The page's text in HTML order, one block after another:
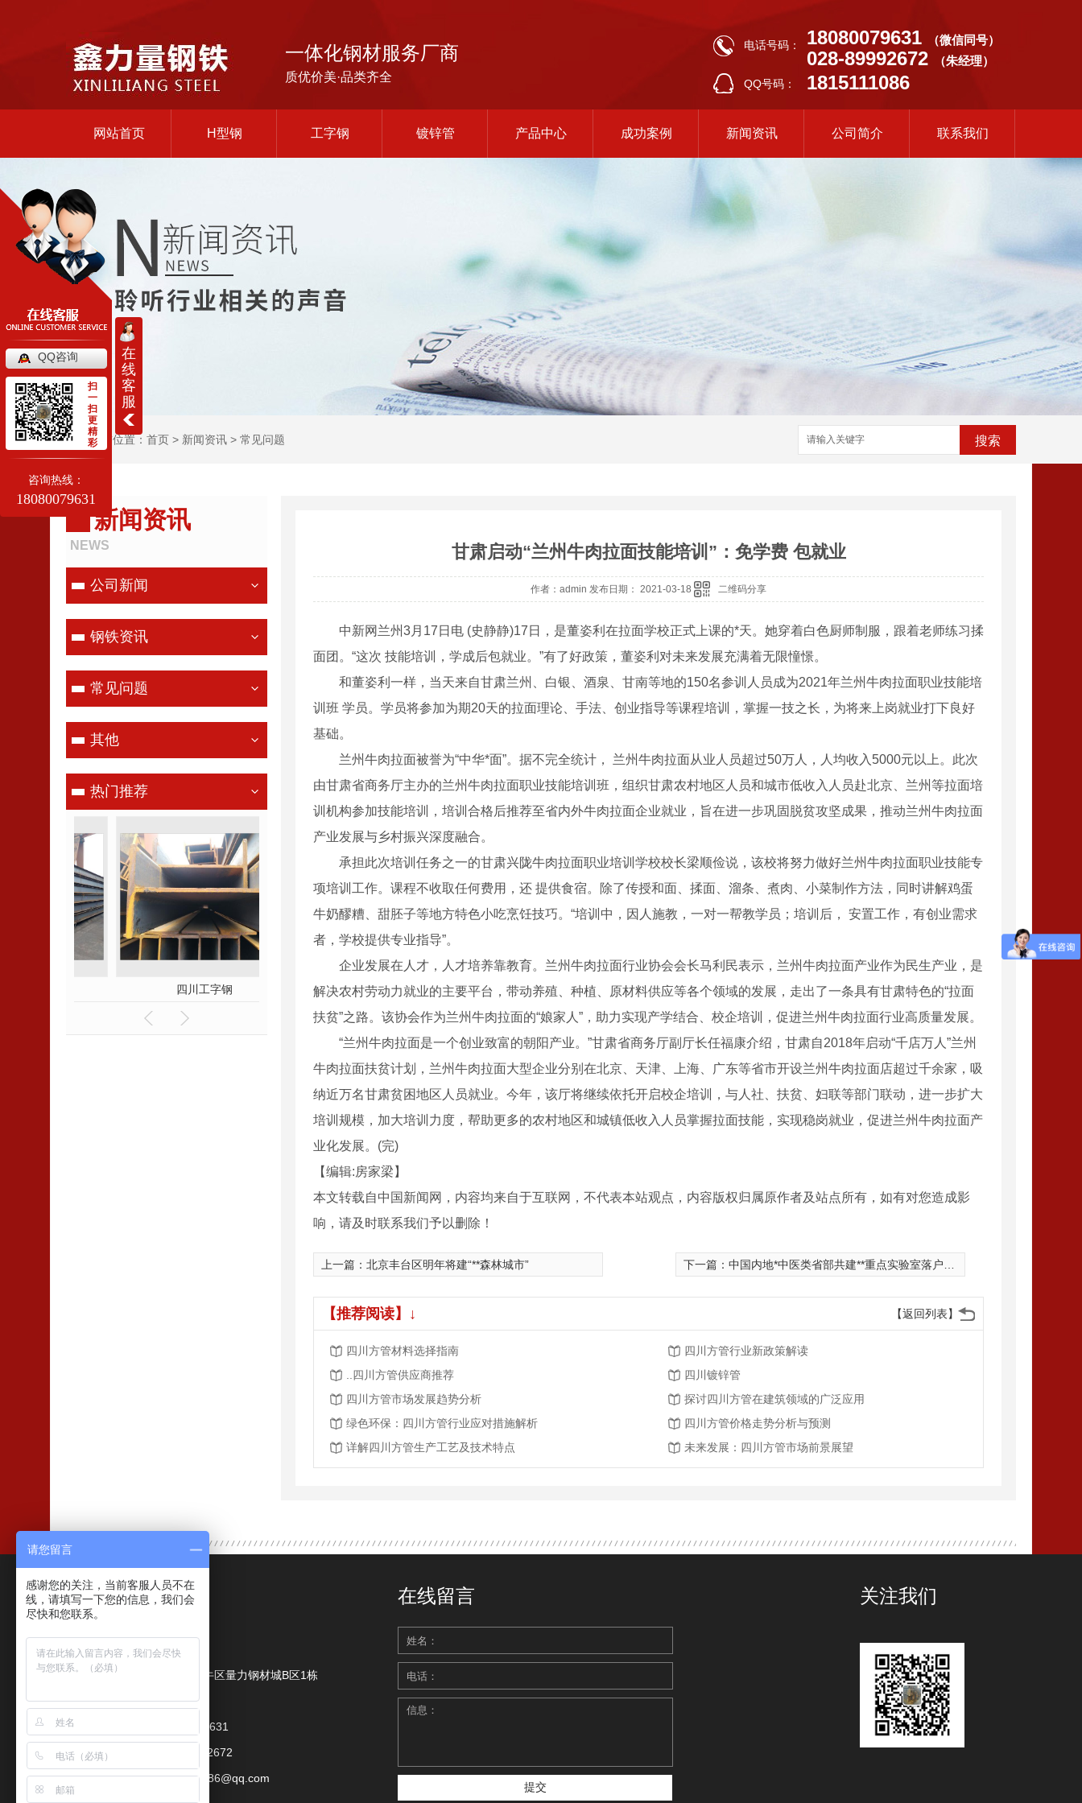
一体化钢材服务厂商
质优价美·品类齐全
电话号码： 18080079631 （微信同号）
028-89992672 （朱经理）
QQ号码： 1815111086
网站首页 H型钢 工字钢 镀锌管 产品中心 成功案例 新闻资讯 公司简介 联系我们
当前位置： 首页 > 新闻资讯 > 常见问题 搜索
新闻资讯
NEWS
公司新闻
钢铁资讯
常见问题
其他
热门推荐
四川工字钢 四川镀锌管 四川方管 四川H型钢厂家
甘肃启动“兰州牛肉拉面技能培训”：免学费 包就业
作者：admin 发布日期： 2021-03-18 二维码分享
中新网兰州3月17日电 (史静静)17日，是董姿利在拉面学校正式上课的*天。她穿着白色厨师制服，跟着老师练习揉
面团。“这次 技能培训，学成后包就业。”有了好政策，董姿利对未来发展充满着无限憧憬。
和董姿利一样，当天来自甘肃兰州、白银、酒泉、甘南等地的150名参训人员成为2021年兰州牛肉拉面职业技能培
训班 学员。学员将参加为期20天的拉面理论、手法、创业指导等课程培训，掌握一技之长，为将来上岗就业打下良好
基础。
兰州牛肉拉面被誉为“中华*面”。据不完全统计， 兰州牛肉拉面从业人员超过50万人，人均收入5000元以上。此次
由甘肃省商务厅主办的兰州牛肉拉面职业技能培训班，组织甘肃农村地区人员和城市低收入人员赴北京、兰州等拉面培
训机构参加技能培训，培训合格后推荐至省内外牛肉拉面企业就业，旨在进一步巩固脱贫攻坚成果，推动兰州牛肉拉面
产业发展与乡村振兴深度融合。
承担此次培训任务之一的甘肃兴陇牛肉拉面职业培训学校校长梁顺俭说，该校将努力做好兰州牛肉拉面职业技能专
项培训工作。课程不收取任何费用，还 提供食宿。除了传授和面、揉面、溜条、煮肉、小菜制作方法，同时讲解鸡蛋
牛奶醪糟、甜胚子等地方特色小吃烹饪技巧。“培训中，因人施教，一对一帮教学员；培训后， 安置工作，有创业需求
者，学校提供专业指导”。
企业发展在人才，人才培养靠教育。兰州牛肉拉面行业协会会长马利民表示，兰州牛肉拉面产业作为民生产业，是
解决农村劳动力就业的主要平台，带动养殖、种植、原材料供应等各个领域的发展，走出了一条具有甘肃特色的“拉面
扶贫”之路。该协会作为兰州牛肉拉面的“娘家人”，助力实现产学结合、校企培训，促进兰州牛肉拉面行业高质量发展。
“兰州牛肉拉面是一个创业致富的朝阳产业。”甘肃省商务厅副厅长任福康介绍，甘肃自2018年启动“千店万人”兰州
牛肉拉面扶贫计划，兰州牛肉拉面大型企业分别在北京、天津、上海、广东等省市开设兰州牛肉拉面店超过千余家，吸
纳近万名甘肃贫困地区人员就业。今年，该厅将继续依托开启校企培训，与人社、扶贫、妇联等部门联动，进一步扩大
培训规模，加大培训力度，帮助更多的农村地区和城镇低收入人员掌握拉面技能，实现稳岗就业，促进兰州牛肉拉面产
业化发展。(完)
【编辑:房家梁】
本文转载自中国新闻网，内容均来自于互联网，不代表本站观点，内容版权归属原作者及站点所有，如有对您造成影
响，请及时联系我们予以删除！
上一篇： 北京丰台区明年将建“**森林城市” 下一篇： 中国内地*中医类省部共建**重点实验室落户广州
【返回列表】
【推荐阅读】↓
四川方管材料选择指南
四川方管行业新政策解读
..四川方管供应商推荐
四川镀锌管
四川方管市场发展趋势分析
探讨四川方管在建筑领域的广泛应用
绿色环保：四川方管行业应对措施解析
四川方管价格走势分析与预测
详解四川方管生产工艺及技术特点
未来发展：四川方管市场前景展望
联系我们
成都鑫力量商贸有限公司
公司地址：
成都市金牛区量力钢材城B区1栋
联系人：
朱经理
18080079631
座机：
028-89992672
邮箱：1815111086@qq.com
在线留言 关注我们
在
线
客
服
QQ咨询
扫
一
扫
更
精
彩
咨询热线：
18080079631
请您留言
感谢您的关注，当前客服人员不在
线，请填写一下您的信息，我们会
尽快和您联系。